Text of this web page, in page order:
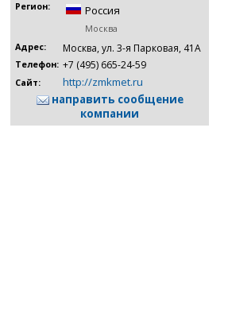
Регион: Россия
Москва
Адрес:
Москва, ул. 3-я Парковая, 41А
Телефон: +7 (495) 665-24-59
Сайт:
http://zmkmet.ru
направить сообщение
компании